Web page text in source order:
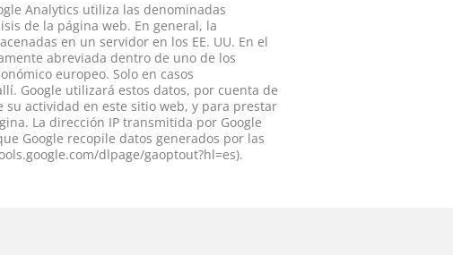
Analytics utiliza las denominadas
de la página web. En general, la
en un servidor en los EE. UU. En el
abreviada dentro de uno de los
europeo. Solo en casos
Google utilizará estos datos, por cuenta de
actividad en este sitio web, y para prestar
La dirección IP transmitida por Google
Google recopile datos generados por las
dlpage/gaoptout?hl=es).